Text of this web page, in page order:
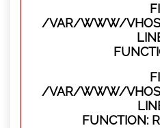
/VAR/WWW/
/VAR/WWW/
FUNCTION: